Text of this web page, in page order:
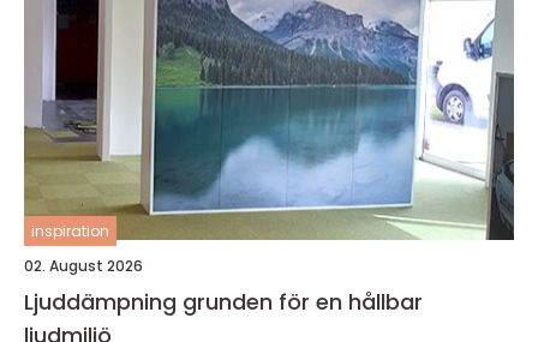
inspiration
02. August 2026
Ljuddämpning grunden för en hållbar
ljudmiljö